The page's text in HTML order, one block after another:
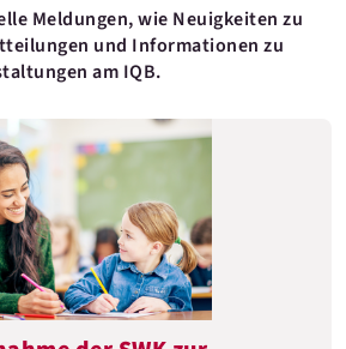
Meldungen, wie Neuigkeiten zu
und Informationen zu
am IQB.